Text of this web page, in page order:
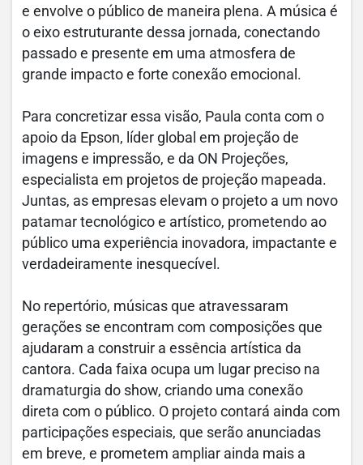
e envolve o público de maneira plena. A música é
o eixo estruturante dessa jornada, conectando
passado e presente em uma atmosfera de
grande impacto e forte conexão emocional.
Para concretizar essa visão, Paula conta com o
apoio da Epson, líder global em projeção de
imagens e impressão, e da ON Projeções,
especialista em projetos de projeção mapeada.
Juntas, as empresas elevam o projeto a um novo
patamar tecnológico e artístico, prometendo ao
público uma experiência inovadora, impactante e
verdadeiramente inesquecível.
No repertório, músicas que atravessaram
gerações se encontram com composições que
ajudaram a construir a essência artística da
cantora. Cada faixa ocupa um lugar preciso na
dramaturgia do show, criando uma conexão
direta com o público. O projeto contará ainda com
participações especiais, que serão anunciadas
em breve, e prometem ampliar ainda mais a